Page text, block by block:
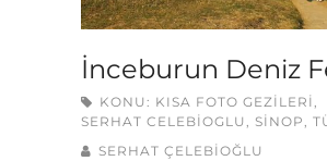
İnceburun Deniz
KONU: KISA FOTO GEZILERI ,
SERHAT CELEBIOGLU, SINOP,
SERHAT ÇELEBİOĞLU